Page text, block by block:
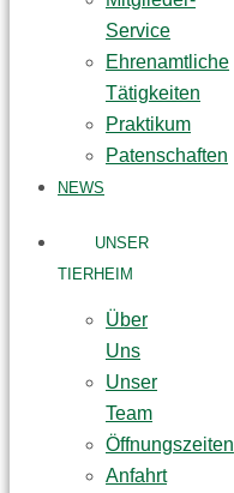
Service
Ehrenamtliche
Tätigkeiten
Praktikum
Patenschaften
NEWS
UNSER
TIERHEIM
Über
Uns
Unser
Team
Öffnungszeiten
Anfahrt